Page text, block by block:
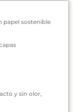
papel sostenible
y sin olor,